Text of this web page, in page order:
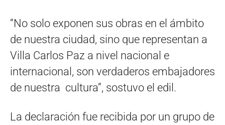
“No solo exponen sus obras en el ámbito
de nuestra ciudad, sino que representan a
Villa Carlos Paz a nivel nacional e
internacional, son verdaderos embajadores
de nuestra cultura”, sostuvo el edil.
La declaración fue recibida por un grupo de